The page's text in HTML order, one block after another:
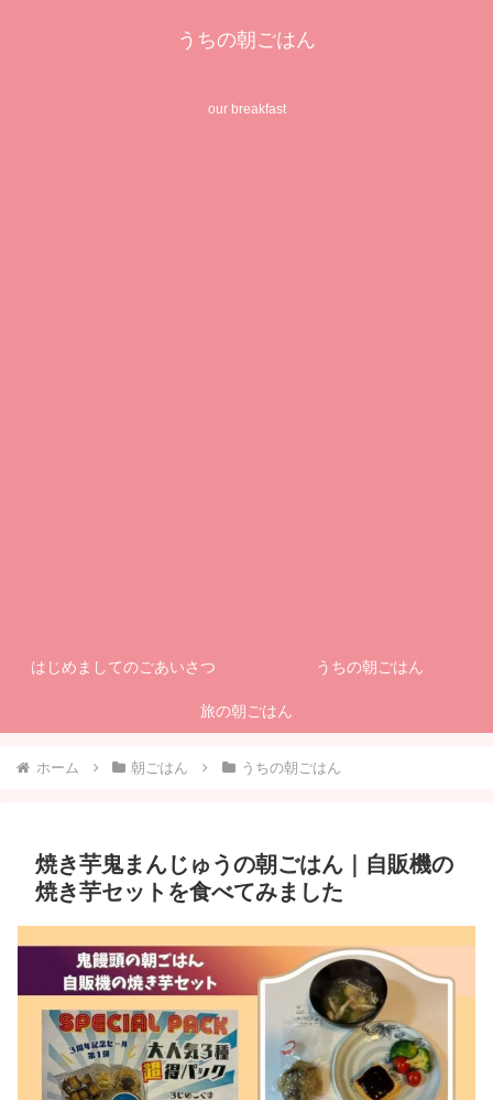
うちの朝ごはん
our breakfast
はじめましてのごあいさつ うちの朝ごはん
旅の朝ごはん
ホーム 朝ごはん うちの朝ごはん
焼き芋鬼まんじゅうの朝ごはん｜自販機の
焼き芋セットを食べてみました